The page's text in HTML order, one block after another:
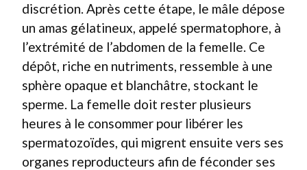
discrétion. Après cette étape, le mâle dépose
un amas gélatineux, appelé spermatophore, à
l’extrémité de l’abdomen de la femelle. Ce
dépôt, riche en nutriments, ressemble à une
sphère opaque et blanchâtre, stockant le
sperme. La femelle doit rester plusieurs
heures à le consommer pour libérer les
spermatozoïdes, qui migrent ensuite vers ses
organes reproducteurs afin de féconder ses